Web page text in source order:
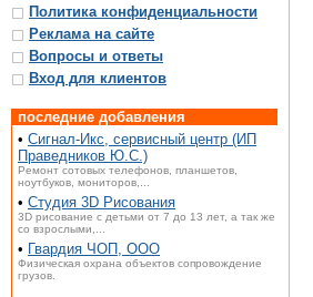
Политика конфиденциальности
Реклама на сайте
Вопросы и ответы
Вход для клиентов
последние добавления
• Сигнал-Икс, сервисный центр (ИП
Праведников Ю.С.)
Ремонт сотовых телефонов, планшетов,
ноутбуков, мониторов,...
• Студия 3D Рисования
3D рисование с детьми от 7 до 13 лет, а так же
со взрослыми,...
• Гвардия ЧОП, ООО
Физическая охрана объектов сопровождение
грузов.